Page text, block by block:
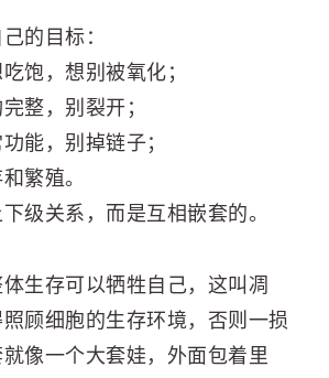
的目标：
饱，想别被氧化；
整，别裂开；
能，别掉链子；
繁殖。
级关系，而是互相嵌套的。
生存可以牺牲自己，这叫凋
顾细胞的生存环境，否则一损
像一个大套娃，外面包着里